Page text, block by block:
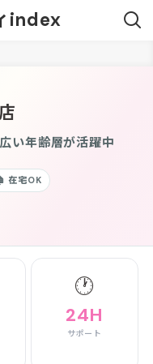
index
い年齢層が活躍中
在宅OK
🕐
24H
サポート